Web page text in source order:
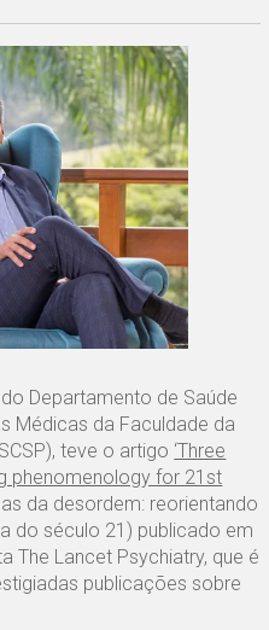
Departamento de Saúde
Médicas da Faculdade da
teve o artigo ‘Three
phenomenology for 21st
da desordem: reorientando
do século 21) publicado em
The Lancet Psychiatry, que é
publicações sobre